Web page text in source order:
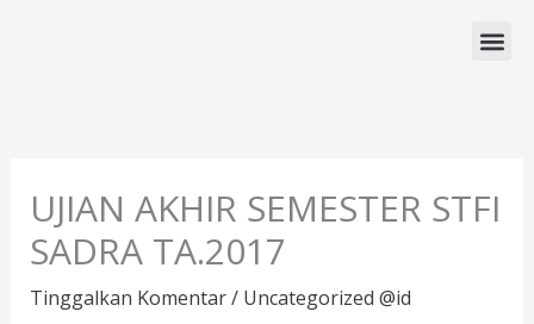
UJIAN AKHIR SEMESTER STFI
SADRA TA.2017
Tinggalkan Komentar/ Uncategorized @id